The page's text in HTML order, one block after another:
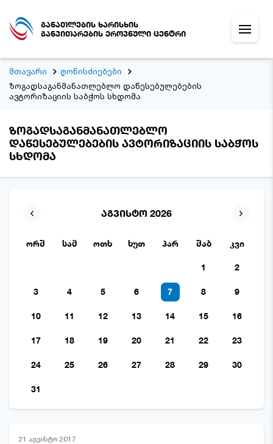
განათლების ხარისხის
განვითარების ეროვნული ცენტრი
მთავარი
ღონისძიებები
ზოგადსაგანმანათლებლო დაწესებულებების
ავტორიზაციის საბჭოს სხდომა
ზოგადსაგანმანათლებლო
დაწესებულებების ავტორიზაციის საბჭოს
სხდომა
აგვისტო 2026
ორშ სამ ოთხ ხუთ პარ შაბ კვი
1 2
3 4 5 6 7 8 9
10 11 12 13 14 15 16
17 18 19 20 21 22 23
24 25 26 27 28 29 30
31
21 აგვისტო 2017